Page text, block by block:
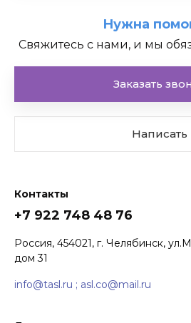
Мощности
Комплекты акустических
систем
Нужна
Свяжитесь с нами, и мы
Заказать
Написать
Контакты
+7 922 748 48 76
Россия, 454021, г. Челябинск,
дом 31
info@tasl.ru ; asl.co@mail.ru